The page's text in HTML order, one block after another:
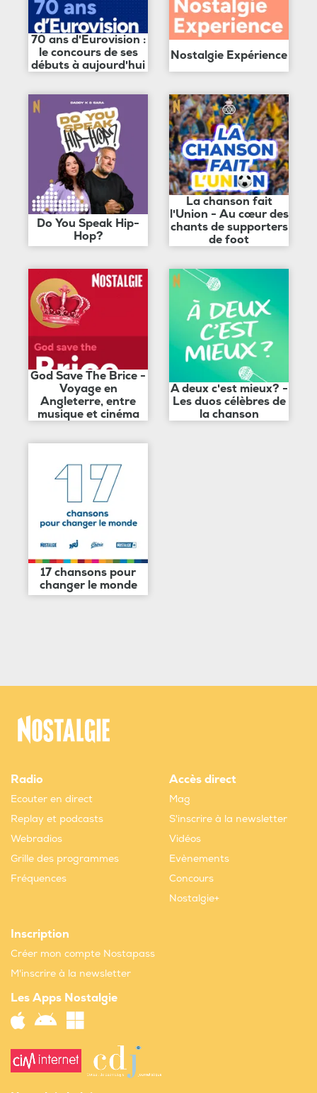
70 ans d'Eurovision :
le concours de ses
débuts à aujourd'hui
Nostalgie Expérience
Do You Speak Hip-
Hop?
La chanson fait
l'Union - Au cœur des
chants de supporters
de foot
God Save The Brice -
Voyage en
Angleterre, entre
musique et cinéma
A deux c'est mieux? -
Les duos célèbres de
la chanson
17 chansons pour
changer le monde
Radio
Ecouter en direct
Replay et podcasts
Webradios
Grille des programmes
Fréquences
Accès direct
Mag
S'inscrire à la newsletter
Vidéos
Evènements
Concours
Nostalgie+
Inscription
Créer mon compte Nostapass
M'inscrire à la newsletter
Les Apps Nostalgie